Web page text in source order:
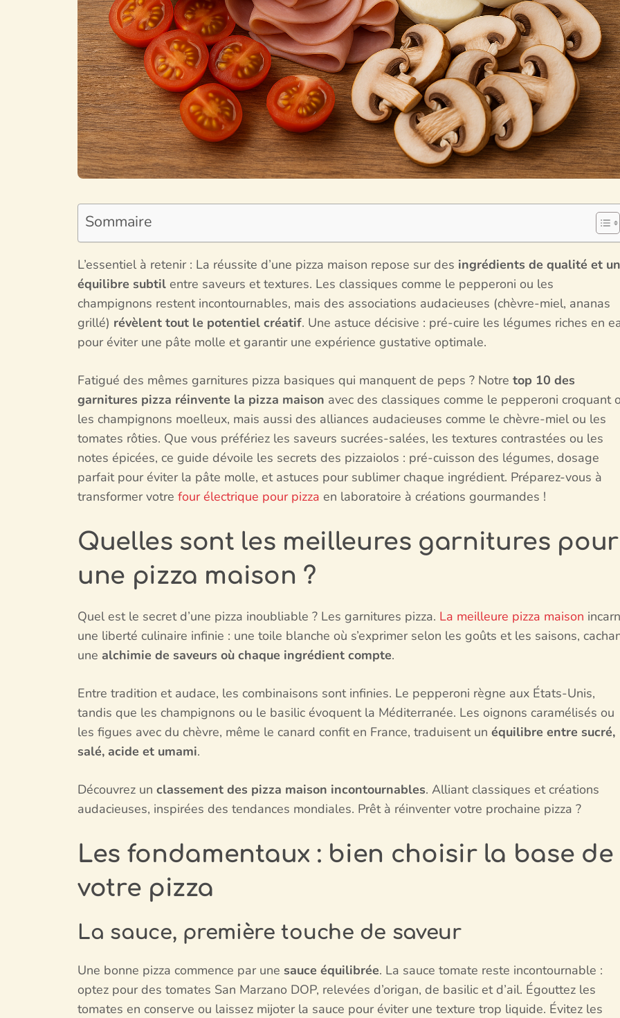
Sommaire
L’essentiel à retenir : La réussite d’une pizza maison repose sur des ingrédients de qualité et un
équilibre subtil entre saveurs et textures. Les classiques comme le pepperoni ou les
champignons restent incontournables, mais des associations audacieuses (chèvre-miel, ananas
grillé) révèlent tout le potentiel créatif. Une astuce décisive : pré-cuire les légumes riches en
pour éviter une pâte molle et garantir une expérience gustative optimale.
Fatigué des mêmes garnitures pizza basiques qui manquent de peps ? Notre top 10 des
garnitures pizza réinvente la pizza maison avec des classiques comme le pepperoni croquant
les champignons moelleux, mais aussi des alliances audacieuses comme le chèvre-miel ou les
tomates rôties. Que vous préfériez les saveurs sucrées-salées, les textures contrastées ou les
notes épicées, ce guide dévoile les secrets des pizzaiolos : pré-cuisson des légumes, dosage
parfait pour éviter la pâte molle, et astuces pour sublimer chaque ingrédient. Préparez-vous à
transformer votre four électrique pour pizza en laboratoire à créations gourmandes !
Quelles sont les meilleures garnitures pour
une pizza maison ?
Quel est le secret d’une pizza inoubliable ? Les garnitures pizza. La meilleure pizza maison
une liberté culinaire infinie : une toile blanche où s’exprimer selon les goûts et les saisons,
une alchimie de saveurs où chaque ingrédient compte.
Entre tradition et audace, les combinaisons sont infinies. Le pepperoni règne aux États-Unis,
tandis que les champignons ou le basilic évoquent la Méditerranée. Les oignons caramélisés ou
les figues avec du chèvre, même le canard confit en France, traduisent un équilibre entre sucré,
salé, acide et umami.
Découvrez un classement des pizza maison incontournables. Alliant classiques et créations
audacieuses, inspirées des tendances mondiales. Prêt à réinventer votre prochaine pizza ?
Les fondamentaux : bien choisir la base de
votre pizza
La sauce, première touche de saveur
Une bonne pizza commence par une sauce équilibrée. La sauce tomate reste incontournable :
optez pour des tomates San Marzano DOP, relevées d’origan, de basilic et d’ail. Égouttez les
tomates en conserve ou laissez mijoter la sauce pour éviter une texture trop liquide. Évitez les